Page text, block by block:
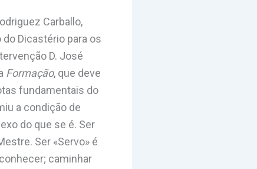
Carballo,
Dicastério para os
D. José
Formação, que deve
fundamentais do
a condição de
do que se é. Ser
Ser «Servo» é
caminhar